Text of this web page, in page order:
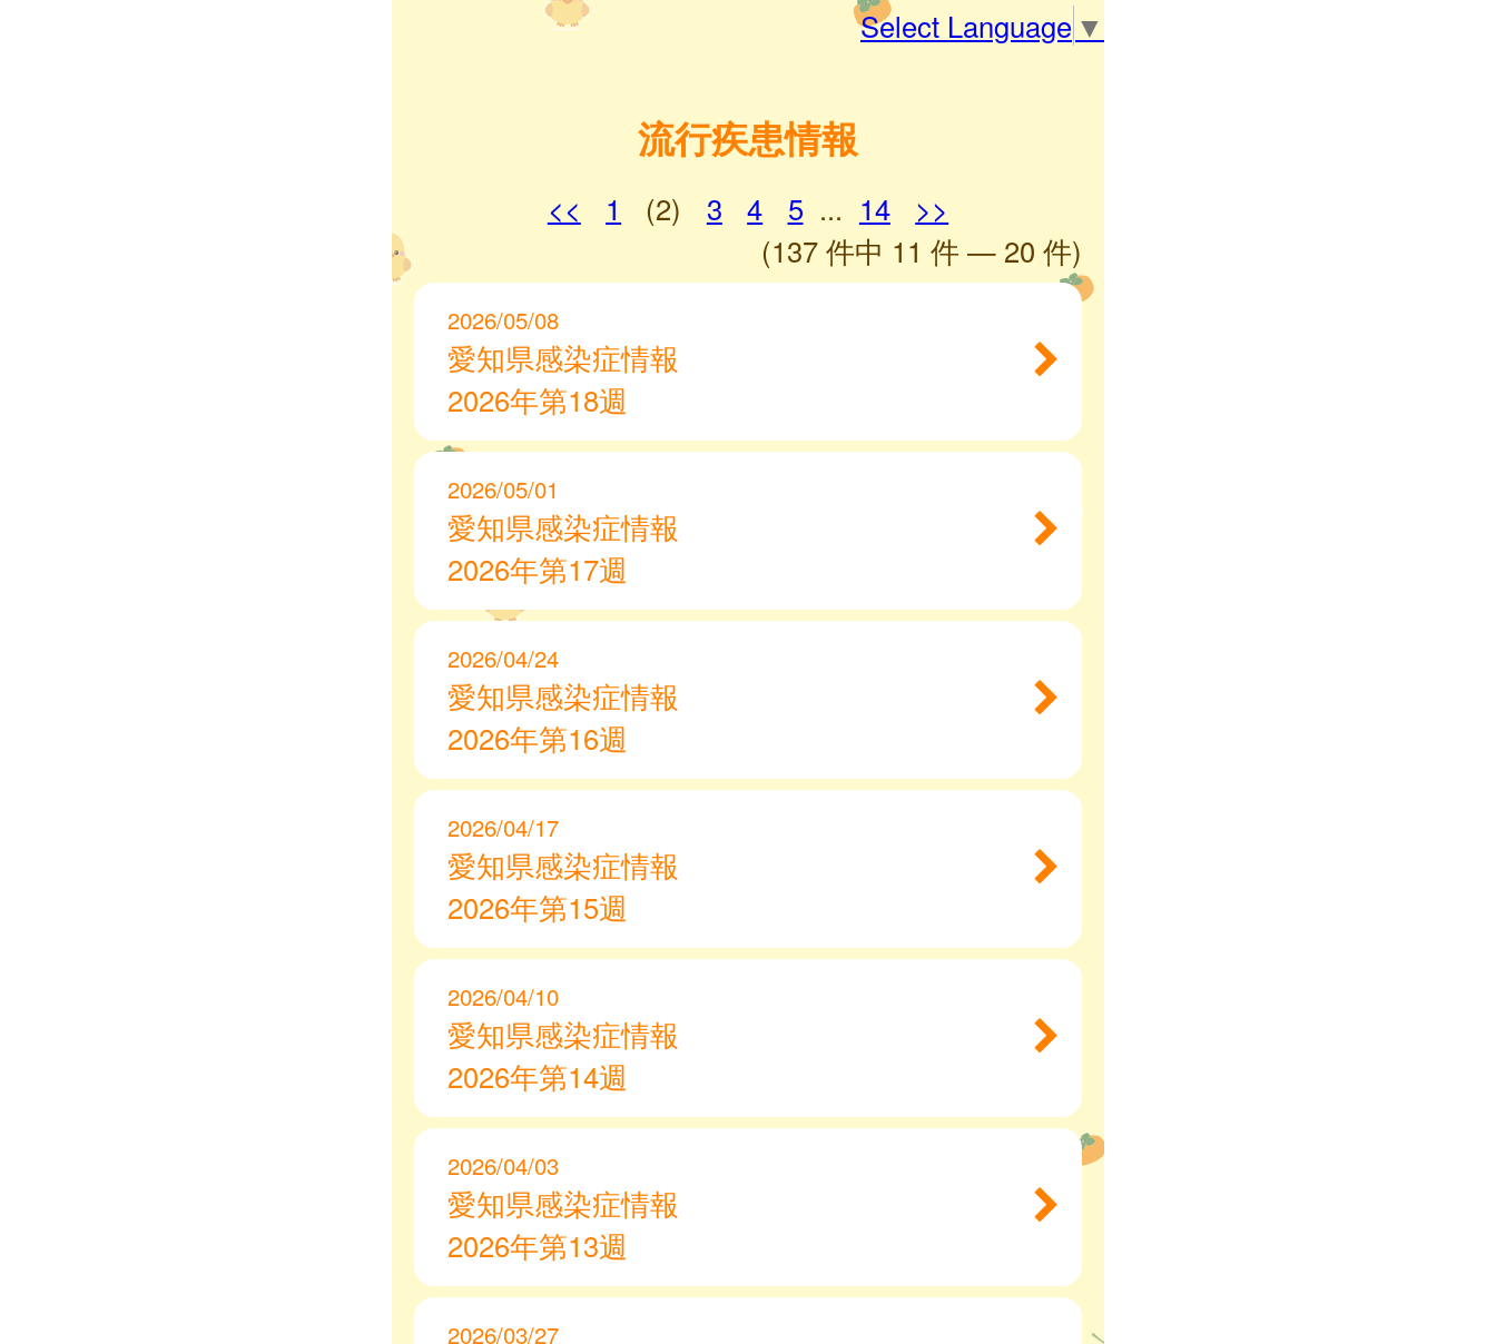
Select Language ▼
流行疾患情報
<< 1 (2) 3 4 5 ... 14
>>
(137 件中 11 件 — 20 件)
2026/05/08
愛知県感染症情報
2026年第18週
2026/05/01
愛知県感染症情報
2026年第17週
2026/04/24
愛知県感染症情報
2026年第16週
2026/04/17
愛知県感染症情報
2026年第15週
2026/04/10
愛知県感染症情報
2026年第14週
2026/04/03
愛知県感染症情報
2026年第13週
2026/03/27